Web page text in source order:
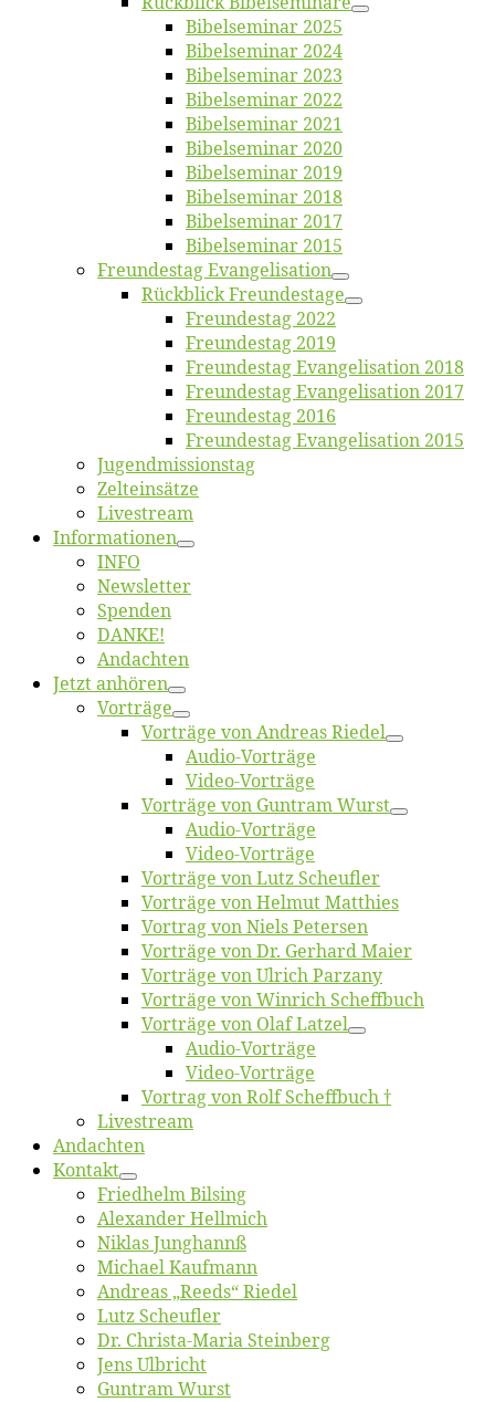
Bi­bel­se­mi­nar 2025
Bi­bel­se­mi­nar 2024
Bi­bel­se­mi­nar 2023
Bi­bel­se­mi­nar 2022
Bi­bel­se­mi­nar 2021
Bi­bel­se­mi­nar 2020
Bi­bel­se­mi­nar 2019
Bi­bel­se­mi­nar 2018
Bibelsemi­nar 2017
Bibelsemi­nar 2015
Freun­des­tag Evangelisation
Rück­blick Freundestage
Freun­des­tag 2022
Freun­des­tag 2019
Freun­des­tag Evan­ge­li­sa­ti­on 2018
Freun­des­tag Evan­ge­li­sa­ti­on 2017
Freun­des­tag 2016
Freun­des­tag Evan­ge­li­sa­ti­on 2015
Jugend­mis­sions­tag
Zelt­ein­sät­ze
Live­stream
Informatio­nen
INFO
News­let­ter
Spen­den
DANKE!
An­dach­ten
Jetzt an­hö­ren
Vor­trä­ge
Vor­trä­ge von An­dre­as Riedel
Au­dio-Vor­trä­ge
Vi­deo-Vor­trä­ge
Vor­trä­ge von Gun­tram Wurst
Au­dio-Vor­trä­ge
Vi­deo-Vor­trä­ge
Vor­trä­ge von Lutz Scheufler
Vor­trä­ge von Hel­mut Matthies
Vor­trag von Niels Petersen
Vor­trä­ge von Dr. Ger­hard Maier
Vor­trä­ge von Ul­rich Parzany
Vor­trä­ge von Win­rich Scheffbuch
Vor­trä­ge von Olaf Latzel
Au­dio-Vor­trä­ge
Vi­deo-Vor­trä­ge
Vor­trag von Rolf Scheffbuch †
Live­stream
An­dach­ten
Kon­takt
Fried­helm Bilsing
Alex­an­der Hellmich
Ni­klas Junghannß
Mi­cha­el Kaufmann
An­dre­as „Reeds“ Riedel
Lutz Scheuf­ler
Dr. Chris­­ta-Ma­ria Steinberg
Jens Ulb­richt
Gun­tram Wurst